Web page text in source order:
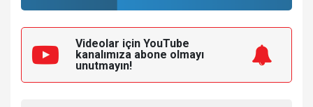
Videolar için YouTube
kanalımıza abone olmayı
unutmayın!